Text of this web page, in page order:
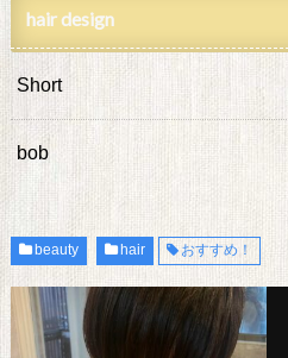
hair design
Short
bob
beauty hair おすすめ！